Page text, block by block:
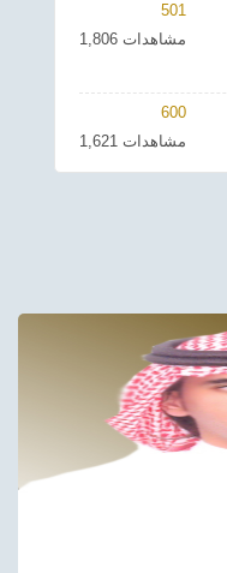
501
1,806 مشاهدات
600
1,621 مشاهدات